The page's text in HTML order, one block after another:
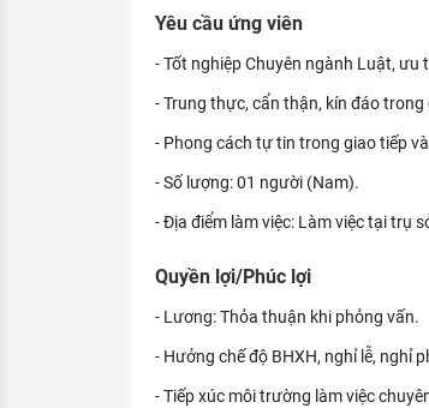
Xu hướng việc làm
XÂY DỰNG VÀ PHÁT TRIỂN ĐỘI NGŨ
TUYỂN DỤNG VIỆC LÀM
Yêu cầu ứng viên
- Tốt nghiệp Chuyên ngành Luật, ưu
- Trung thực, cẩn thận, kín đáo trong
- Phong cách tự tin trong giao tiếp
- Số lượng: 01 người (Nam).
- Địa điểm làm việc: Làm việc tại trụ
Quyền lợi/Phúc lợi
- Lương: Thỏa thuận khi phỏng vấn.
- Hưởng chế độ BHXH, nghỉ lễ, nghỉ
- Tiếp xúc môi trường làm việc